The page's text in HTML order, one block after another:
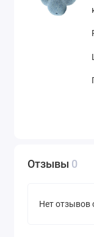
Отзывы 0
Нет отзывов